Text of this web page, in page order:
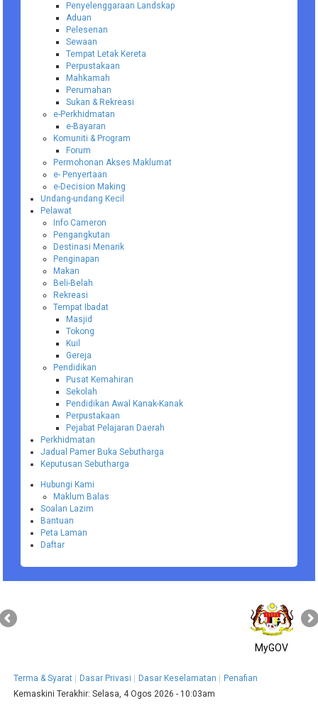
Penyelenggaraan Landskap
Aduan
Pelesenan
Sewaan
Tempat Letak Kereta
Perpustakaan
Mahkamah
Perumahan
Sukan & Rekreasi
e-Perkhidmatan
e-Bayaran
Komuniti & Program
Forum
Permohonan Akses Maklumat
e- Penyertaan
e-Decision Making
Undang-undang Kecil
Pelawat
Info Cameron
Pengangkutan
Destinasi Menarik
Penginapan
Makan
Beli-Belah
Rekreasi
Tempat Ibadat
Masjid
Tokong
Kuil
Gereja
Pendidikan
Pusat Kemahiran
Sekolah
Pendidikan Awal Kanak-Kanak
Perpustakaan
Pejabat Pelajaran Daerah
Perkhidmatan
Jadual Pamer Buka Sebutharga
Keputusan Sebutharga
Hubungi Kami
Maklum Balas
Soalan Lazim
Bantuan
Peta Laman
Daftar
MyGOV
Terma & Syarat Dasar Privasi Dasar Keselamatan
Penafian
Kemaskini Terakhir:Selasa, 4 Ogos 2026 - 10:03am